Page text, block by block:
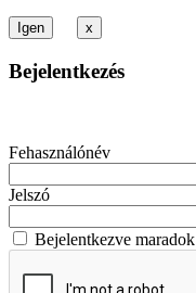
x
Bejelentkezés
Fehasználónév
Jelszó
Bejelentkezve maradok